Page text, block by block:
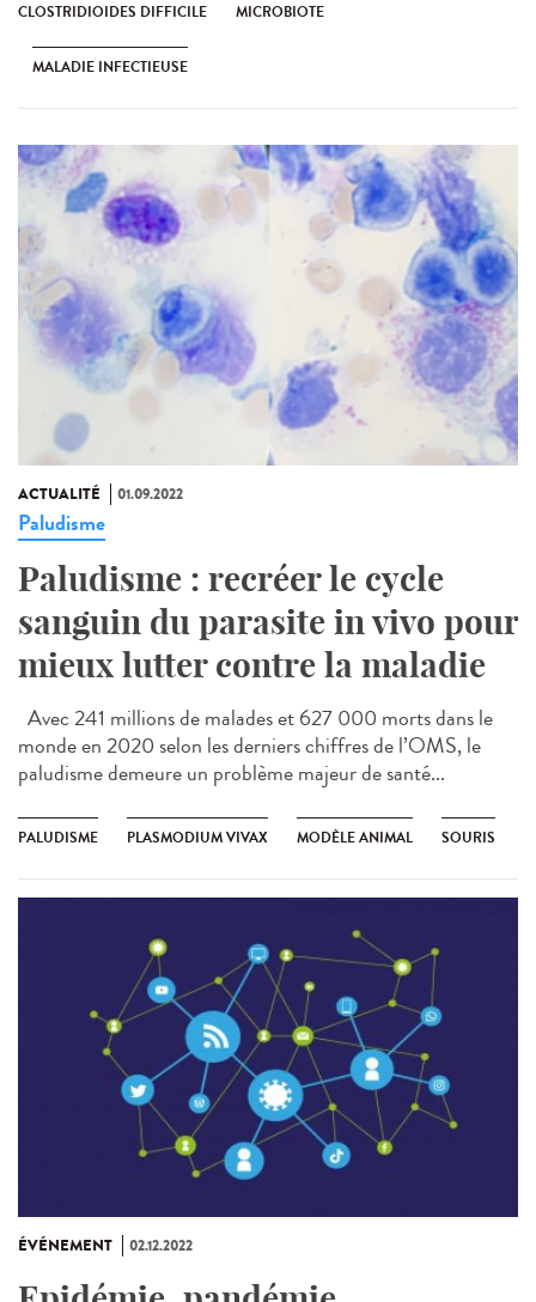
CLOSTRIDIOIDES DIFFICILE MICROBIOTE
MALADIE INFECTIEUSE
ACTUALITÉ 01.09.2022
Paludisme
Paludisme : recréer le cycle
sanguin du parasite in vivo pour
mieux lutter contre la maladie
Avec 241 millions de malades et 627 000 morts dans le
monde en 2020 selon les derniers chiffres de l’OMS, le
paludisme demeure un problème majeur de santé...
PALUDISME PLASMODIUM VIVAX MODÈLE ANIMAL SOURIS
ÉVÉNEMENT 02.12.2022